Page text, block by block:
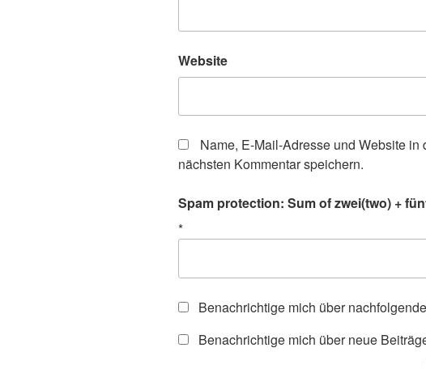
Website
Name, E-Mail-Adresse und Website in
nächsten Kommentar speichern.
Spam protection: Sum of zwei(two) +
*
Benachrichtige mich über
Benachrichtige mich über neue